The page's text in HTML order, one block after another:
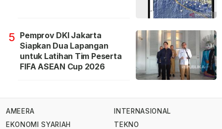
5 Pemprov DKI Jakarta
Siapkan Dua Lapangan
untuk Latihan Tim Peserta
FIFA ASEAN Cup 2026
AMEERA
EKONOMI SYARIAH
INTERNASIONAL
TEKNO